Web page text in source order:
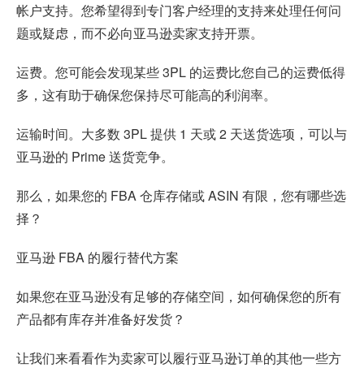
帐户支持。您希望得到专门客户经理的支持来处理任何问
题或疑虑，而不必向亚马逊卖家支持开票。
运费。您可能会发现某些 3PL 的运费比您自己的运费低得
多，这有助于确保您保持尽可能高的利润率。
运输时间。大多数 3PL 提供 1 天或 2 天送货选项，可以与
亚马逊的 Prime 送货竞争。
那么，如果您的 FBA 仓库存储或 ASIN 有限，您有哪些选
择？
亚马逊 FBA 的履行替代方案
如果您在亚马逊没有足够的存储空间，如何确保您的所有
产品都有库存并准备好发货？
让我们来看看作为卖家可以履行亚马逊订单的其他一些方